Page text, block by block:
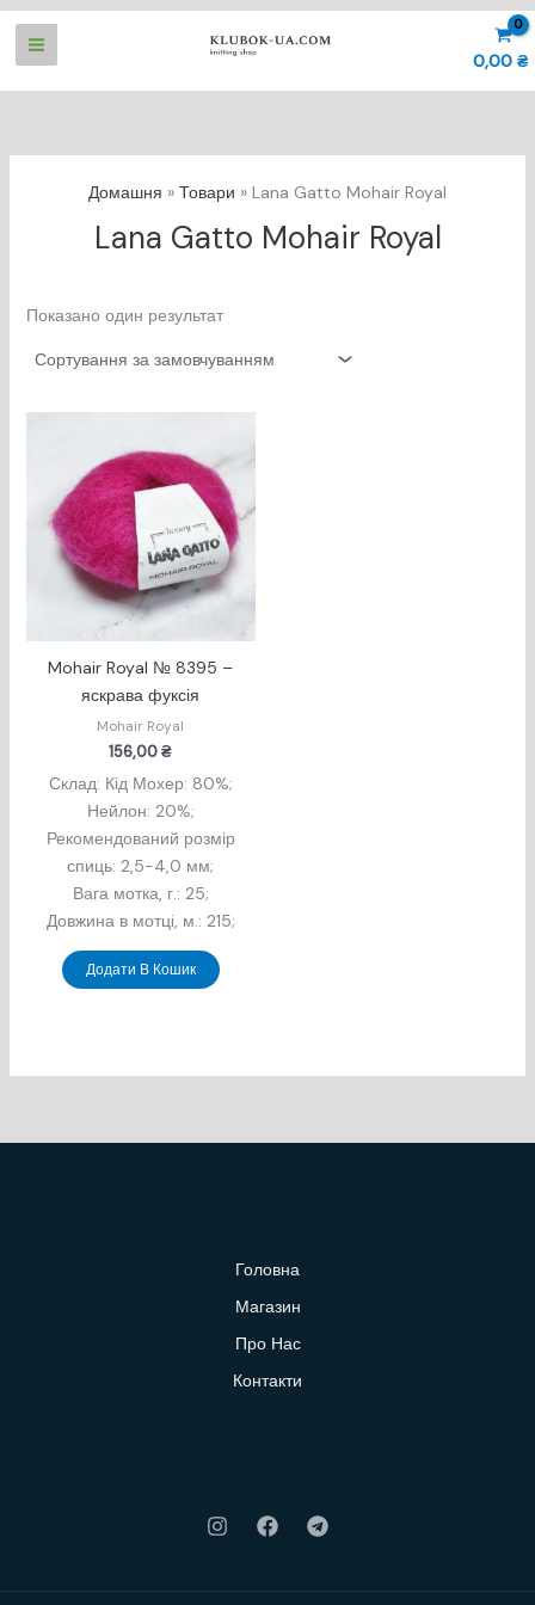
Перейти
0,00 ₴
Домашня Товари Lana Gatto Mohair Royal
Lana Gatto Mohair Royal
Показано один результат
Mohair Royal № 8395 –
яскрава фуксія
Mohair Royal
156,00₴
Склад: Кід Мохер: 80%;
Нейлон: 20%;
Рекомендований розмір
спиць: 2,5-4,0 мм;
Вага мотка, г.: 25;
Довжина в мотцi, м.: 215;
Додати В Кошик
Головна
Магазин
Про Нас
Контакти